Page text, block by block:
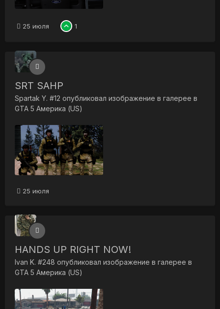
25 июля 1
SRT SAHP
Spartak Y. #12 опубликовал изображение в галерее в
GTA 5 Америка (US)
25 июля
HANDS UP RIGHT NOW!
Ivan K. #248 опубликовал изображение в галерее в
GTA 5 Америка (US)